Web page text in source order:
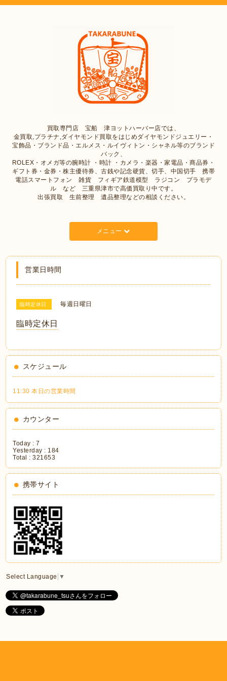
買取専門店 宝船 津ヨットハーバー店では、
金買取,プラチナ,ダイヤモンド買取をはじめダイヤモンドジュエリー・
宝飾品・ブランド品・エルメス・ルイヴィトン・シャネル等のブランド
バック、
ROLEX・オメガ等の腕時計 ・時計 ・カメラ・楽器・家電品・商品券・
ギフト券・金券・株主優待券、古銭や記念硬貨、切手、中国切手 携帯
電話スマートフォン 雑貨 フィギア鉄道模型 ラジコン プラモデ
ル など 三重県津市で高価買取り中です。
出張買取 生前整理 遺品整理などの相談ください。
メニュー
営業日時間
臨時定休日 毎週日曜日
臨時定休日
スケジュール
11:30 本日の営業時間
カウンター
Today :7
Yesterday : 184
Total :321653
携帯サイト
Select Language ▼